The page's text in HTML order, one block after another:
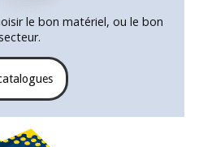
le bon matériel, ou le bon